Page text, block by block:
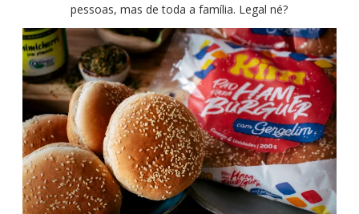
pessoas, mas de toda a família. Legal né?